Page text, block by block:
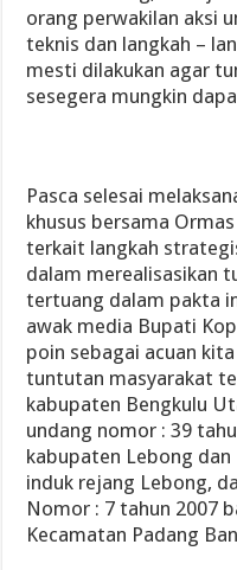
orang perwakilan aksi
teknis dan langkah –
mesti dilakukan agar
sesegera mungkin
Pasca selesai
khusus bersama
terkait langkah
dalam merealisasikan
tertuang dalam pakta
awak media Bupati
poin sebagai acuan
tuntutan masyarakat
kabupaten Bengkulu
undang nomor : 39
kabupaten Lebong
induk rejang Lebong,
Nomor : 7 tahun 2007
Kecamatan Padang